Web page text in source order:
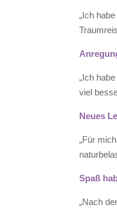
„Ich
„Ich
viel
Neues
„Für
Spaß
„Nach